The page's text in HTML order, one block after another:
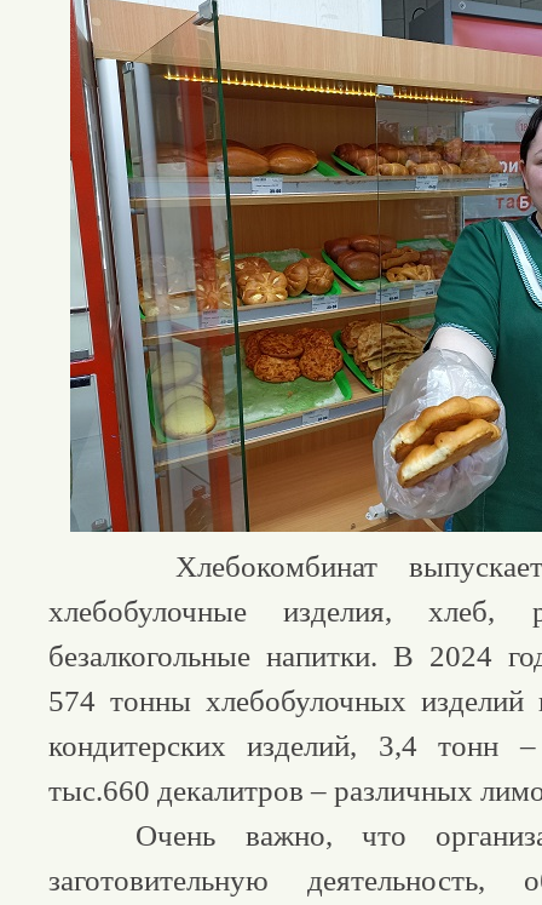
Хлебокомбинат выпускает
хлебобулочные изделия,
безалкогольные напитки. В 2024
574 тонны хлебобулочных
кондитерских изделий, 3,4 тонн
тыс.660 декалитров – различных
Очень важно, что
заготовительную